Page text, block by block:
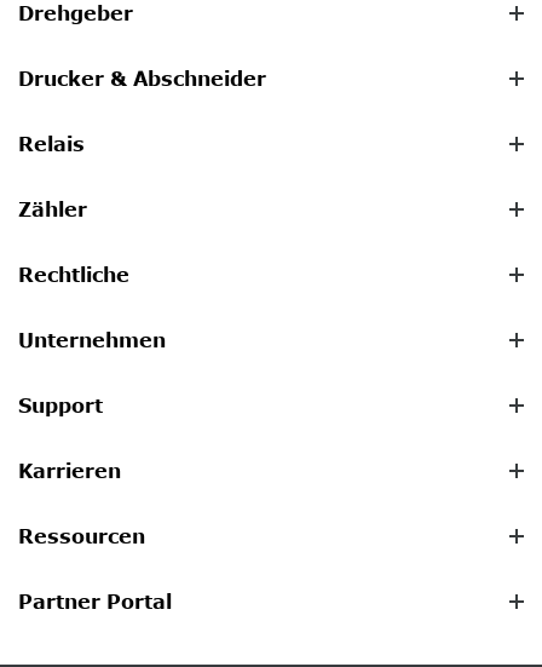
Drehgeber
Drucker & Abschneider
Relais
Zähler
Rechtliche
Unternehmen
Support
Karrieren
Ressourcen
Partner Portal